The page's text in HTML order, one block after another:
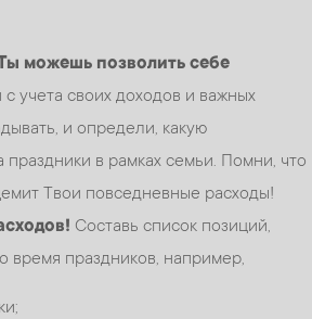
можешь позволить себе
учета своих доходов и важных
и определи, какую
в рамках семьи. Помни, что
Твои повседневные расходы!
Составь список позиций,
время праздников, например,